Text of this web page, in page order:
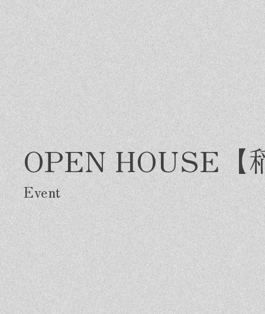
OPEN HOUSE
Greeting
はじめましての方へ
Made in DAIMASA
私たちの想い
オーダーメイドの住まい
素材のこだわり
住まいの特性
施
ス
イ
気